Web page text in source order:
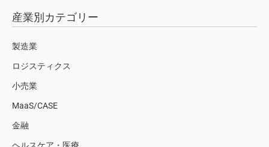
産業別カテゴリー
製造業
ロジスティクス
小売業
MaaS/CASE
金融